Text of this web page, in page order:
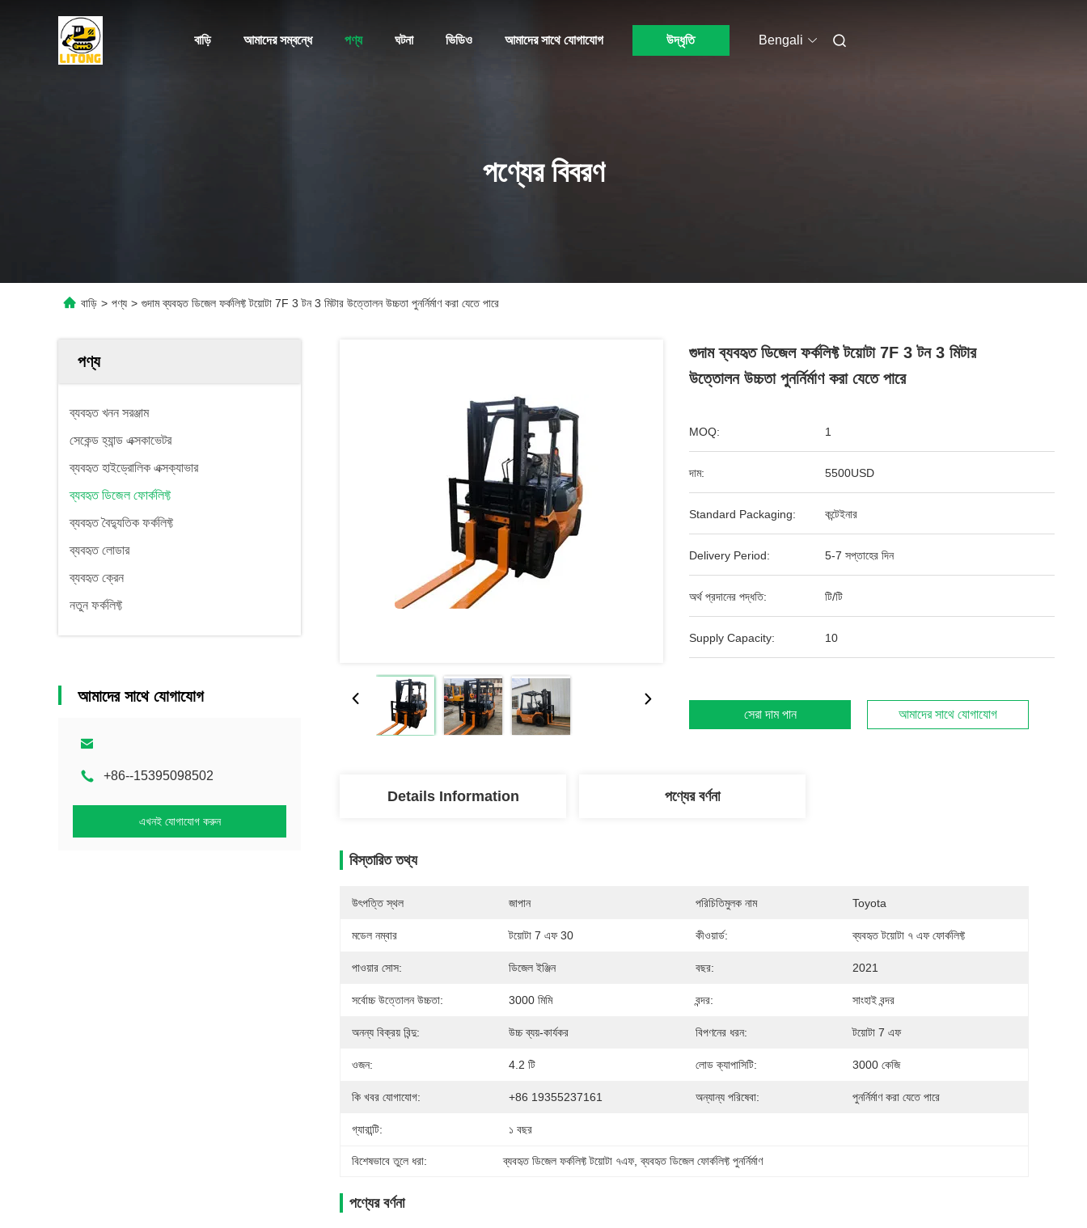
বাড়ি আমাদের সম্বন্ধে পণ্য ঘটনা ভিডিও আমাদের সাথে যোগাযোগ উদ্ধৃতি Bengali
পণ্যের বিবরণ
বাড়ি > পণ্য > গুদাম ব্যবহৃত ডিজেল ফর্কলিফ্ট টয়োটা 7F 3 টন 3 মিটার উত্তোলন উচ্চতা পুনর্নির্মাণ করা যেতে পারে
পণ্য
ব্যবহৃত খনন সরঞ্জাম
সেকেন্ড হ্যান্ড এক্সকাভেটর
ব্যবহৃত হাইড্রোলিক এক্সক্যাভার
ব্যবহৃত ডিজেল ফোর্কলিফ্ট
ব্যবহৃত বৈদ্যুতিক ফর্কলিফ্ট
ব্যবহৃত লোডার
ব্যবহৃত ক্রেন
নতুন ফর্কলিফ্ট
আমাদের সাথে যোগাযোগ
+86--15395098502
এখনই যোগাযোগ করুন
গুদাম ব্যবহৃত ডিজেল ফর্কলিফ্ট টয়োটা 7F 3 টন 3 মিটার
উত্তোলন উচ্চতা পুনর্নির্মাণ করা যেতে পারে
MOQ: 1
দাম: 5500USD
Standard Packaging: কন্টেইনার
Delivery Period: 5-7 সপ্তাহের দিন
অর্থ প্রদানের পদ্ধতি: টি/টি
Supply Capacity: 10
সেরা দাম পান আমাদের সাথে যোগাযোগ
Details Information পণ্যের বর্ণনা
বিস্তারিত তথ্য
উৎপত্তি স্থল জাপান পরিচিতিমুলক নাম Toyota
মডেল নম্বার টয়োটা 7 এফ 30 কীওয়ার্ড: ব্যবহৃত টয়োটা ৭ এফ ফোর্কলিফ্ট
পাওয়ার সোস: ডিজেল ইঞ্জিন বছর: 2021
সর্বোচ্চ উত্তোলন উচ্চতা: 3000 মিমি বন্দর: সাংহাই বন্দর
অনন্য বিক্রয় বিন্দু: উচ্চ ব্যয়-কার্যকর বিপণনের ধরন: টয়োটা 7 এফ
ওজন: 4.2 টি লোড ক্যাপাসিটি: 3000 কেজি
কি খবর যোগাযোগ: +86 19355237161 অন্যান্য পরিষেবা: পুনর্নির্মাণ করা যেতে পারে
গ্যারান্টি: ১ বছর
বিশেষভাবে তুলে ধরা: ব্যবহৃত ডিজেল ফর্কলিফ্ট টয়োটা ৭এফ, ব্যবহৃত ডিজেল ফোর্কলিফ্ট পুনর্নির্মাণ
পণ্যের বর্ণনা